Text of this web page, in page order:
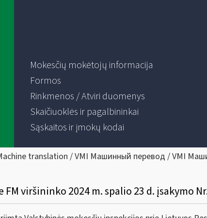
Mokesčių mokėtojų informacija
Formos
Rinkmenos / Atviri duomenys
Skaičiuoklės ir pagalbininkai
Sąskaitos ir įmokų kodai
translation / VMI Машинный перевод / VMI